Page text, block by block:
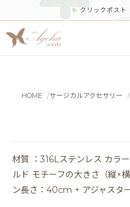
✨ クリックポスト
HOME サージカルアクセサリー
材質 ：316Lステンレス カラ
ルド モチーフの大きさ（縦
ン長さ：40cm + アジャスタ